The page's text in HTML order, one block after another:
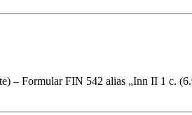
– Formular FIN 542 alias „Inn II 1 c.